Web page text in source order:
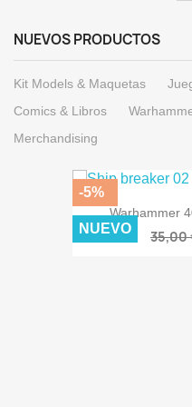
NUEVOS PRODUCTOS
Kit Models & Maquetas
Comics & Libros
Merchandising
Warhammer
35,00
-5%
NUEVO